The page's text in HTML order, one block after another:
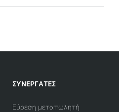
ΣΥΝΕΡΓΆΤΕΣ
Εύρεση μεταπωλητή